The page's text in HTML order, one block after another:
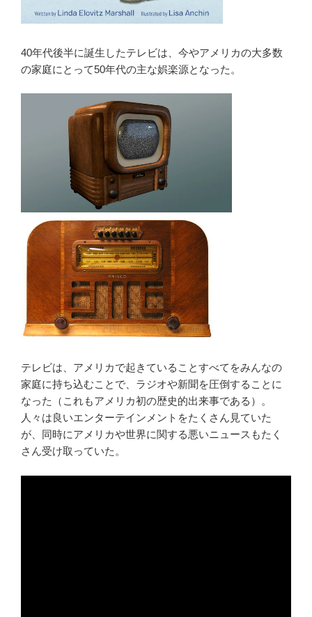
40年代後半に誕生したテレビは、今やアメリカの大多数
の家庭にとって50年代の主な娯楽源となった。
テレビは、アメリカで起きていることすべてをみんなの
家庭に持ち込むことで、ラジオや新聞を圧倒することに
なった（これもアメリカ初の歴史的出来事である）。
人々は良いエンターテインメントをたくさん見ていた
が、同時にアメリカや世界に関する悪いニュースもたく
さん受け取っていた。